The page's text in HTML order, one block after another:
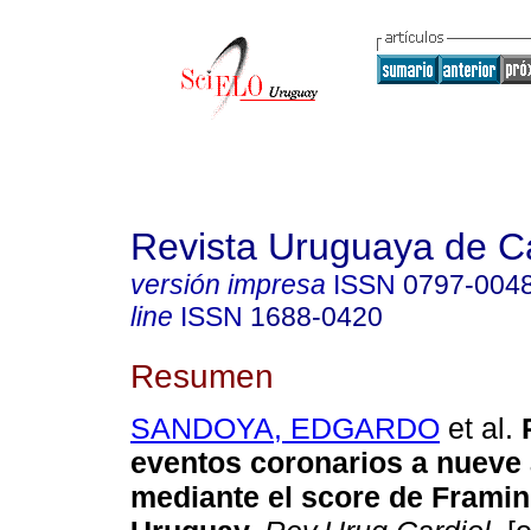
Revista Uruguaya de
versión impresa ISSN 0797-
line ISSN 1688-0420
Resumen
SANDOYA, EDGARDO et al.
eventos coronarios a nueve
mediante el score de